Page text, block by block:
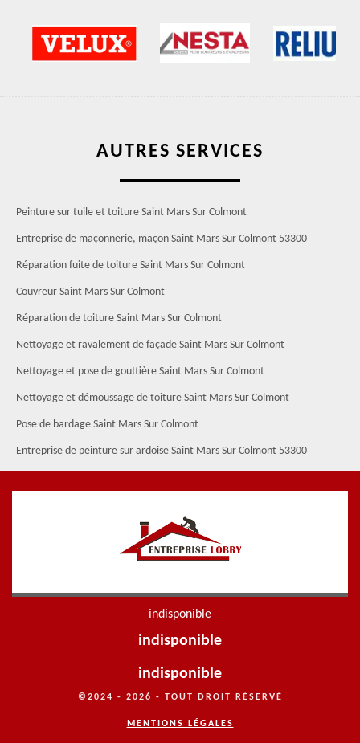
AUTRES SERVICES
Peinture sur tuile et toiture Saint Mars Sur Colmont
Entreprise de maçonnerie, maçon Saint Mars Sur Colmont 53300
Réparation fuite de toiture Saint Mars Sur Colmont
Couvreur Saint Mars Sur Colmont
Réparation de toiture Saint Mars Sur Colmont
Nettoyage et ravalement de façade Saint Mars Sur Colmont
Nettoyage et pose de gouttière Saint Mars Sur Colmont
Nettoyage et démoussage de toiture Saint Mars Sur Colmont
Pose de bardage Saint Mars Sur Colmont
Entreprise de peinture sur ardoise Saint Mars Sur Colmont 53300
indisponible
indisponible
indisponible
©2024 - 2026 - TOUT DROIT RÉSERVÉ
MENTIONS LÉGALES